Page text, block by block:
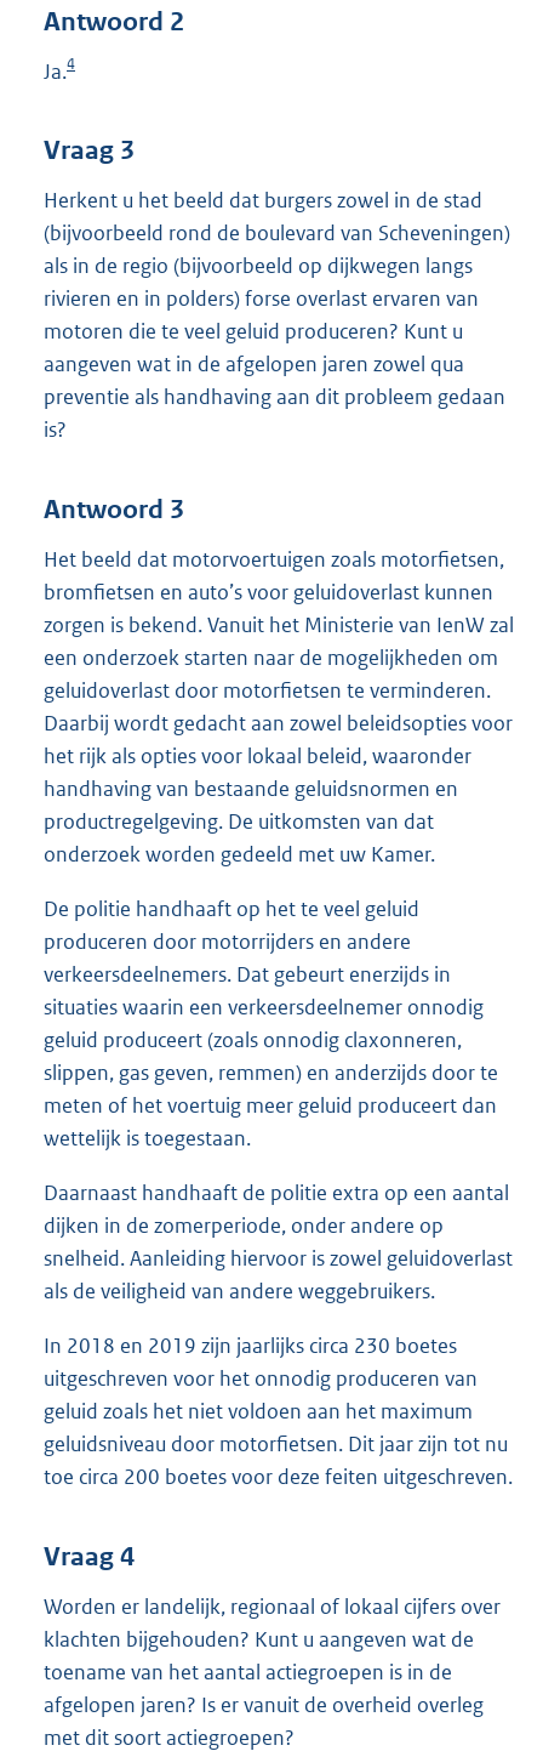
Antwoord 2
Ja.4
Vraag 3
Herkent u het beeld dat burgers zowel in de stad
(bijvoorbeeld rond de boulevard van Scheveningen)
als in de regio (bijvoorbeeld op dijkwegen langs
rivieren en in polders) forse overlast ervaren van
motoren die te veel geluid produceren? Kunt u
aangeven wat in de afgelopen jaren zowel qua
preventie als handhaving aan dit probleem gedaan
is?
Antwoord 3
Het beeld dat motorvoertuigen zoals motorfietsen,
bromfietsen en auto’s voor geluidoverlast kunnen
zorgen is bekend. Vanuit het Ministerie van IenW zal
een onderzoek starten naar de mogelijkheden om
geluidoverlast door motorfietsen te verminderen.
Daarbij wordt gedacht aan zowel beleidsopties voor
het rijk als opties voor lokaal beleid, waaronder
handhaving van bestaande geluidsnormen en
productregelgeving. De uitkomsten van dat
onderzoek worden gedeeld met uw Kamer.
De politie handhaaft op het te veel geluid
produceren door motorrijders en andere
verkeersdeelnemers. Dat gebeurt enerzijds in
situaties waarin een verkeersdeelnemer onnodig
geluid produceert (zoals onnodig claxonneren,
slippen, gas geven, remmen) en anderzijds door te
meten of het voertuig meer geluid produceert dan
wettelijk is toegestaan.
Daarnaast handhaaft de politie extra op een aantal
dijken in de zomerperiode, onder andere op
snelheid. Aanleiding hiervoor is zowel geluidoverlast
als de veiligheid van andere weggebruikers.
In 2018 en 2019 zijn jaarlijks circa 230 boetes
uitgeschreven voor het onnodig produceren van
geluid zoals het niet voldoen aan het maximum
geluidsniveau door motorfietsen. Dit jaar zijn tot nu
toe circa 200 boetes voor deze feiten uitgeschreven.
Vraag 4
Worden er landelijk, regionaal of lokaal cijfers over
klachten bijgehouden? Kunt u aangeven wat de
toename van het aantal actiegroepen is in de
afgelopen jaren? Is er vanuit de overheid overleg
met dit soort actiegroepen?